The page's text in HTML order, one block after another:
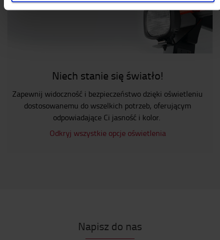
Niech stanie się światło!
Zapewnij widoczność i bezpieczeństwo dzięki oświetleniu
dostosowanemu do wszelkich potrzeb, oferującym
odpowiadające Ci jasność i kolor.
Odkryj wszystkie opcje oświetlenia
Napisz do nas